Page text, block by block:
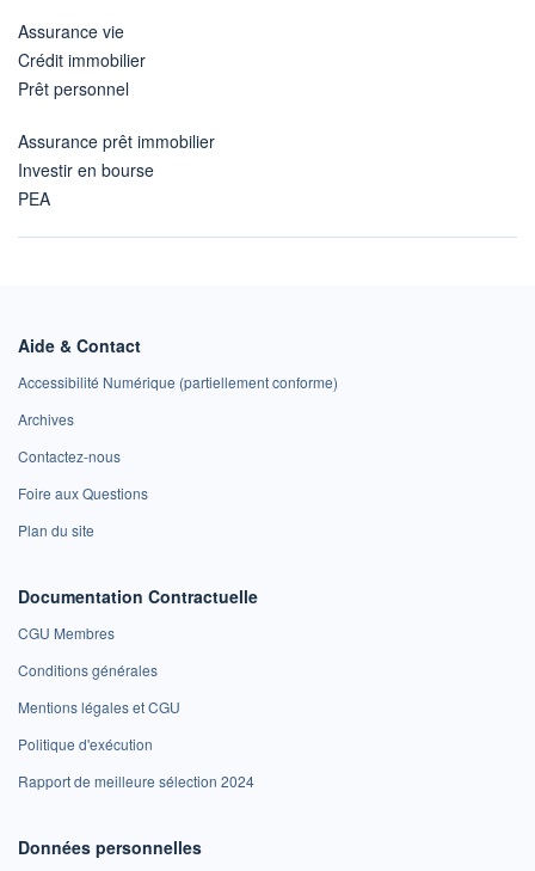
Assurance vie
Crédit immobilier
Prêt personnel
Assurance prêt immobilier
Investir en bourse
PEA
Aide & Contact
Accessibilité Numérique (partiellement conforme)
Archives
Contactez-nous
Foire aux Questions
Plan du site
Documentation Contractuelle
CGU Membres
Conditions générales
Mentions légales et CGU
Politique d'exécution
Rapport de meilleure sélection 2024
Données personnelles